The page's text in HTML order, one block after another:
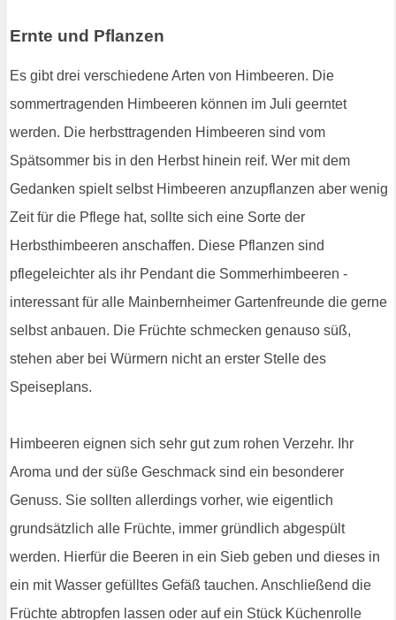
Ernte und Pflanzen
Es gibt drei verschiedene Arten von Himbeeren. Die
sommertragenden Himbeeren können im Juli geerntet
werden. Die herbsttragenden Himbeeren sind vom
Spätsommer bis in den Herbst hinein reif. Wer mit dem
Gedanken spielt selbst Himbeeren anzupflanzen aber wenig
Zeit für die Pflege hat, sollte sich eine Sorte der
Herbsthimbeeren anschaffen. Diese Pflanzen sind
pflegeleichter als ihr Pendant die Sommerhimbeeren -
interessant für alle Mainbernheimer Gartenfreunde die gerne
selbst anbauen. Die Früchte schmecken genauso süß,
stehen aber bei Würmern nicht an erster Stelle des
Speiseplans.
Himbeeren eignen sich sehr gut zum rohen Verzehr. Ihr
Aroma und der süße Geschmack sind ein besonderer
Genuss. Sie sollten allerdings vorher, wie eigentlich
grundsätzlich alle Früchte, immer gründlich abgespült
werden. Hierfür die Beeren in ein Sieb geben und dieses in
ein mit Wasser gefülltes Gefäß tauchen. Anschließend die
Früchte abtropfen lassen oder auf ein Stück Küchenrolle